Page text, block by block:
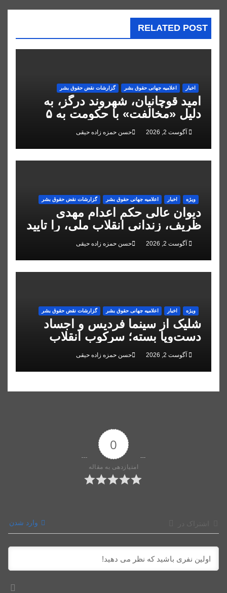
RELATED POST
اخبار اعلاميه جهانی حقوق بشر گزارشات نقض حقوق بشر
امید قوچانیان، شهروند درگز، به
دلیل «مخالفت» با حکومت به ۵
سال زندان محکوم شد
آگوست 2, 2026 حسن حمزه زاده حیقی
ویژه اخبار اعلاميه جهانی حقوق بشر گزارشات نقض حقوق بشر
دیوان عالی حکم اعدام مهدی
ظریف، زندانی انقلاب ملی، را تایید
کردآگوست 2, 2026 حسن حمزه زاده حیقی
ویژه اخبار اعلاميه جهانی حقوق بشر گزارشات نقض حقوق بشر
شلیک از سینما فردیس و اجساد
دست‌وپا بسته؛ سرکوب انقلاب
ملی در البرز
آگوست 2, 2026 حسن حمزه زاده حیقی
0
امتیازدهی به مقاله
اشتراک در وارد شدن